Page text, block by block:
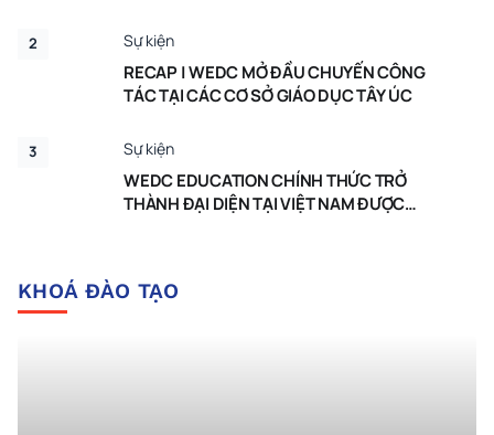
2 Sự kiện
RECAP | WEDC MỞ ĐẦU CHUYẾN CÔNG
TÁC TẠI CÁC CƠ SỞ GIÁO DỤC TÂY ÚC
3 Sự kiện
WEDC EDUCATION CHÍNH THỨC TRỞ
THÀNH ĐẠI DIỆN TẠI VIỆT NAM ĐƯỢC
KHOÁ ĐÀO TẠO